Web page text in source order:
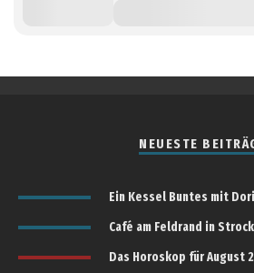
NEUESTE
Ein Kessel Buntes mit
Café am Feldrand in
Das Horoskop für August